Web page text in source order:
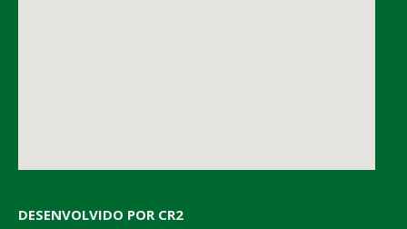
DESENVOLVIDO POR CR2